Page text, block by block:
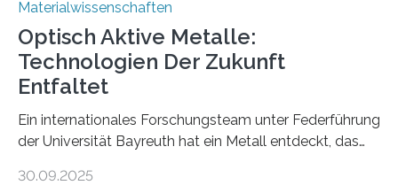
Materialwissenschaften
Optisch Aktive Metalle:
Technologien Der Zukunft
Entfaltet
Ein internationales Forschungsteam unter Federführung
der Universität Bayreuth hat ein Metall entdeckt, das
Dadurch ist es in der Lage, eine sogenannte zweite
30.09.2025